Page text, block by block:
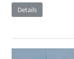
Details